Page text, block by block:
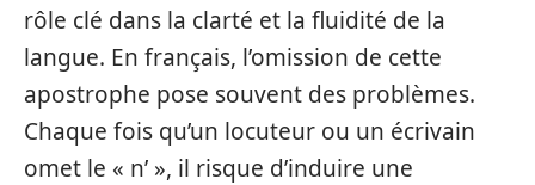
rôle clé dans la clarté et la fluidité de la
langue. En français, l’omission de cette
apostrophe pose souvent des problèmes.
Chaque fois qu’un locuteur ou un écrivain
omet le « n’ », il risque d’induire une